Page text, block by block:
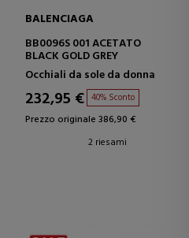
BALENCIAGA
BB0096S 001 ACETATO
BLACK GOLD GREY
Occhiali da sole da donna
232,95 € 40% Sconto
Prezzo originale 386,90 €
2 riesami